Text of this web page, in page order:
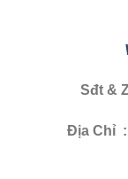
Sđt &
Địa Chỉ